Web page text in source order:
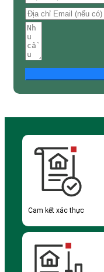
Cam kết xác thực